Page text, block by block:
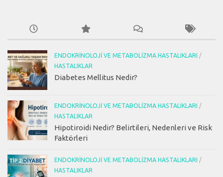
ENDOKRINOLOJI VE METABOLIZMA HASTALIKLARI
/
HASTALIKLAR
Diabetes Mellitus Nedir?
ENDOKRINOLOJI VE METABOLIZMA HASTALIKLARI
/
HASTALIKLAR
Hipotiroidi Nedir? Belirtileri, Nedenleri ve Risk
Faktörleri
ENDOKRINOLOJI VE METABOLIZMA HASTALIKLARI
/
HASTALIKLAR